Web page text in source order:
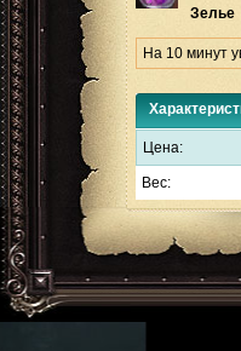
Зелье
На 10 минут
Цена:
Вес: